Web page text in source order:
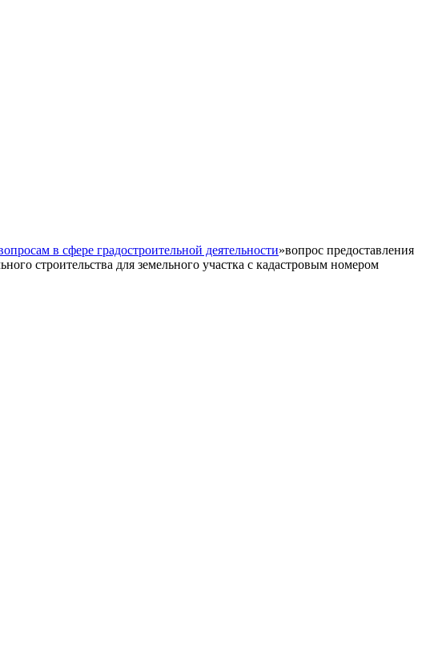
в сфере градостроительной деятельности»вопрос предоставления
строительства для земельного участка с кадастровым номером